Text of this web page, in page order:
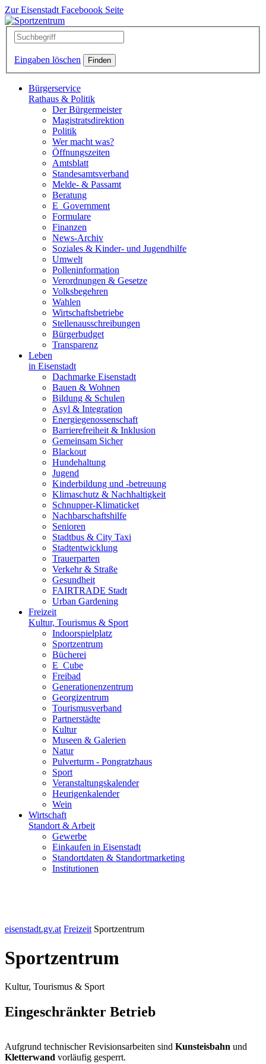
Zur Eisenstadt Faceboook Seite
Eingaben löschen
Bürgerservice
Rathaus & Politik
Der Bürgermeister
Magistratsdirektion
Politik
Wer macht was?
Öffnungszeiten
Amtsblatt
Standesamtsverband
Melde- & Passamt
Beratung
E_Government
Formulare
Finanzen
News-Archiv
Soziales & Kinder- und Jugendhilfe
Umwelt
Polleninformation
Verordnungen & Gesetze
Volksbegehren
Wahlen
Wirtschaftsbetriebe
Stellenausschreibungen
Bürgerbudget
Transparenz
Leben
in Eisenstadt
Dachmarke Eisenstadt
Bauen & Wohnen
Bildung & Schulen
Asyl & Integration
Energiegenossenschaft
Barrierefreiheit & Inklusion
Gemeinsam Sicher
Blackout
Hundehaltung
Jugend
Kinderbildung und -betreuung
Klimaschutz & Nachhaltigkeit
Schnupper-Klimaticket
Nachbarschaftshilfe
Senioren
Stadtbus & City Taxi
Stadtentwicklung
Trauerparten
Verkehr & Straße
Gesundheit
FAIRTRADE Stadt
Urban Gardening
Freizeit
Kultur, Tourismus & Sport
Indoorspielplatz
Sportzentrum
Bücherei
E_Cube
Freibad
Generationenzentrum
Georgizentrum
Tourismusverband
Partnerstädte
Kultur
Museen & Galerien
Natur
Pulverturm - Pongratzhaus
Sport
Veranstaltungskalender
Heurigenkalender
Wein
Wirtschaft
Standort & Arbeit
Gewerbe
Einkaufen in Eisenstadt
Standortdaten & Standortmarketing
Institutionen
eisenstadt.gv.at Freizeit Sportzentrum
Sportzentrum
Kultur, Tourismus & Sport
Eingeschränkter Betrieb
Aufgrund technischer Revisionsarbeiten sind Kunsteisbahn und
Kletterwand vorläufig gesperrt.